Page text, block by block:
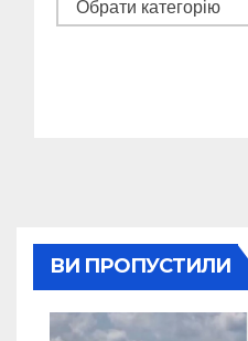
ВИ ПРОПУСТИЛИ